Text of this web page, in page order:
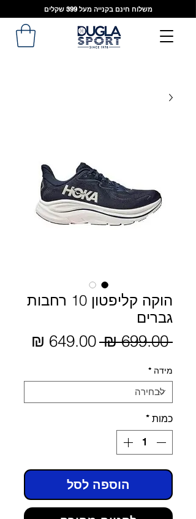
משלוח חינם בקנייה מעל 399 שקלים
הוקה קליפטון 10 רחבות
גברים
‏699.00 ‏₪
מחיר
מידה *
כמות *
הוספה לסל